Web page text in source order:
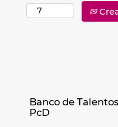
Banco de
PcD